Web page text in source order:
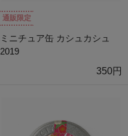
通販限定
ミニチュア缶 カシュカシュ
2019
350円